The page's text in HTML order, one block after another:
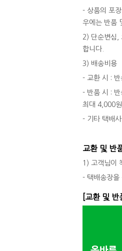
- 상품의 포
우에는 반품
2) 단순변심,
합니다.
3) 배송비용
- 교환 시 :
- 반품 시 :
최대 4,000
- 기타 택배
교환 및 반
1) 고객님이
- 택배송장을
[교환 및